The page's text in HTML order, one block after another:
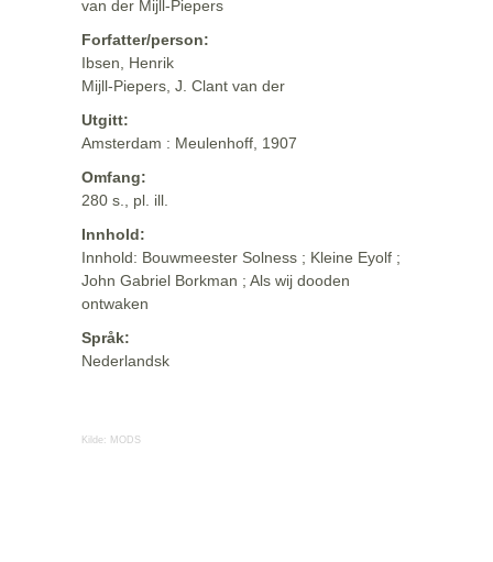
van der Mijll-Piepers
Forfatter/person:
Ibsen, Henrik
Mijll-Piepers, J. Clant van der
Utgitt:
Amsterdam : Meulenhoff, 1907
Omfang:
280 s., pl. ill.
Innhold:
Innhold: Bouwmeester Solness ; Kleine Eyolf ;
John Gabriel Borkman ; Als wij dooden
ontwaken
Språk:
Nederlandsk
Kilde: MODS